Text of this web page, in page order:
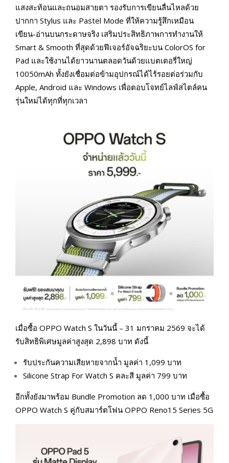
แสงสะท้อนและถนอมสายตา รองรับการเขียนลื่นไหลด้วย
ปากกา Stylus และ Pastel Mode ที่ให้ความรู้สึกเหมือน
เขียน-อ่านบนกระดาษจริง เสริมประสิทธิภาพการทำงานให้
Smart & Smooth ที่สุดด้วยฟีเจอร์อัจฉริยะบน ColorOS for
Pad และใช้งานได้ยาวนานตลอดวันด้วยแบตเตอรี่ใหญ่
10050mAh ทั้งยังเชื่อมต่อข้ามอุปกรณ์ได้ไร้รอยต่อร่วมกับ
Apple, Android และ Windows เพื่อตอบโจทย์ไลฟ์สไตล์คน
รุ่นใหม่ได้ทุกที่ทุกเวลา
เมื่อซื้อ OPPO Watch S ในวันนี้ – 31 มกราคม 2569 จะได้
รับสิทธิพิเศษมูลค่าสูงสุด 2,898 บาท ดังนี้
รับประกันความเสียหายจากนํ้า มูลค่า 1,099 บาท
Silicone Strap For Watch S คละสี มูลค่า 799 บาท
อีกทั้งยังมาพร้อม Bundle Promotion ลด 1,000 บาท เมื่อซื้อ
OPPO Watch S คู่กับสมาร์ตโฟน OPPO Reno15 Series 5G